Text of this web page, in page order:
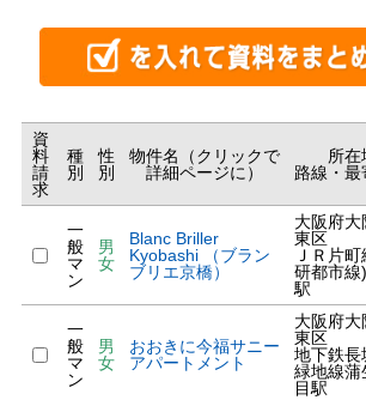
資
料
請
求
種
別
性
別
物件名（クリックで
詳細ページに）
所在
路線・最
一
般
マ
ン
男
女
Blanc Briller
Kyobashi （ブラン
ブリエ京橋）
大阪府大
東区
ＪＲ片
研都市線
駅
一
般
マ
ン
男
女
おおきに今福サニー
アパートメント
大阪府大
東区
地下鉄長
緑地線蒲
目駅